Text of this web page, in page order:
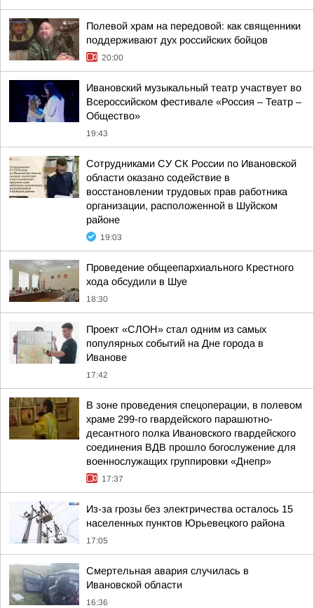
Полевой храм на передовой: как священники
поддерживают дух российских бойцов
20:00
Ивановский музыкальный театр участвует во
Всероссийском фестивале «Россия – Театр –
Общество»
19:43
Сотрудниками СУ СК России по Ивановской
области оказано содействие в
восстановлении трудовых прав работника
организации, расположенной в Шуйском
районе
19:03
Проведение общеепархиального Крестного
хода обсудили в Шуе
18:30
Проект «СЛОН» стал одним из самых
популярных событий на Дне города в
Иванове
17:42
В зоне проведения спецоперации, в полевом
храме 299-го гвардейского парашютно-
десантного полка Ивановского гвардейского
соединения ВДВ прошло богослужение для
военнослужащих группировки «Днепр»
17:37
Из-за грозы без электричества осталось 15
населенных пунктов Юрьевецкого района
17:05
Смертельная авария случилась в
Ивановской области
16:36